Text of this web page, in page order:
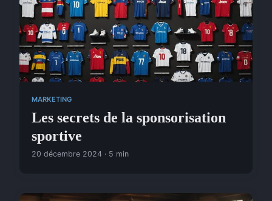
MARKETING
Les secrets de la sponsorisation
sportive
20 décembre 2024 · 5 min